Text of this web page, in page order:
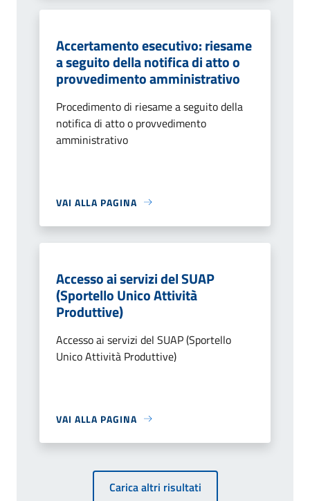
Accertamento esecutivo: riesame
a seguito della notifica di atto o
provvedimento amministrativo
Procedimento di riesame a seguito della
notifica di atto o provvedimento
amministrativo
VAI ALLA PAGINA
Accesso ai servizi del SUAP
(Sportello Unico Attività
Produttive)
Accesso ai servizi del SUAP (Sportello
Unico Attività Produttive)
VAI ALLA PAGINA
Carica altri risultati